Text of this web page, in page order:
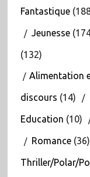
Fantastique
Jeunesse
(132)
Alimentation
discours (14)
Education (10)
Romance(36)
Thriller/Polar/